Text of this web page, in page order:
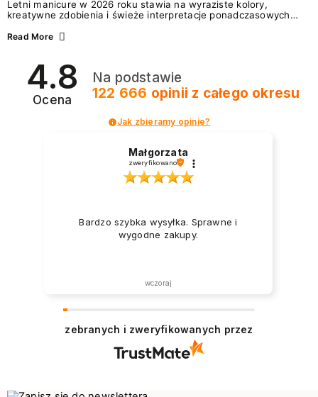
Letni manicure w 2026 roku stawia na wyraziste kolory,
kreatywne zdobienia i świeże interpretacje ponadczasowych
zarówno energetycznych odcieni inspirowanych wakacjami, jak
2026? Znajdź inspirację dla swojego manicure!
Read More
4.8
Ocena
Na podstawie
122 666 opinii z całego okresu
Jak zbieramy opinie?
Małgorzata
zweryfikowano
Bardzo szybka wysyłka. Sprawne i
wygodne zakupy.
wczoraj
zebranych i zweryfikowanych przez